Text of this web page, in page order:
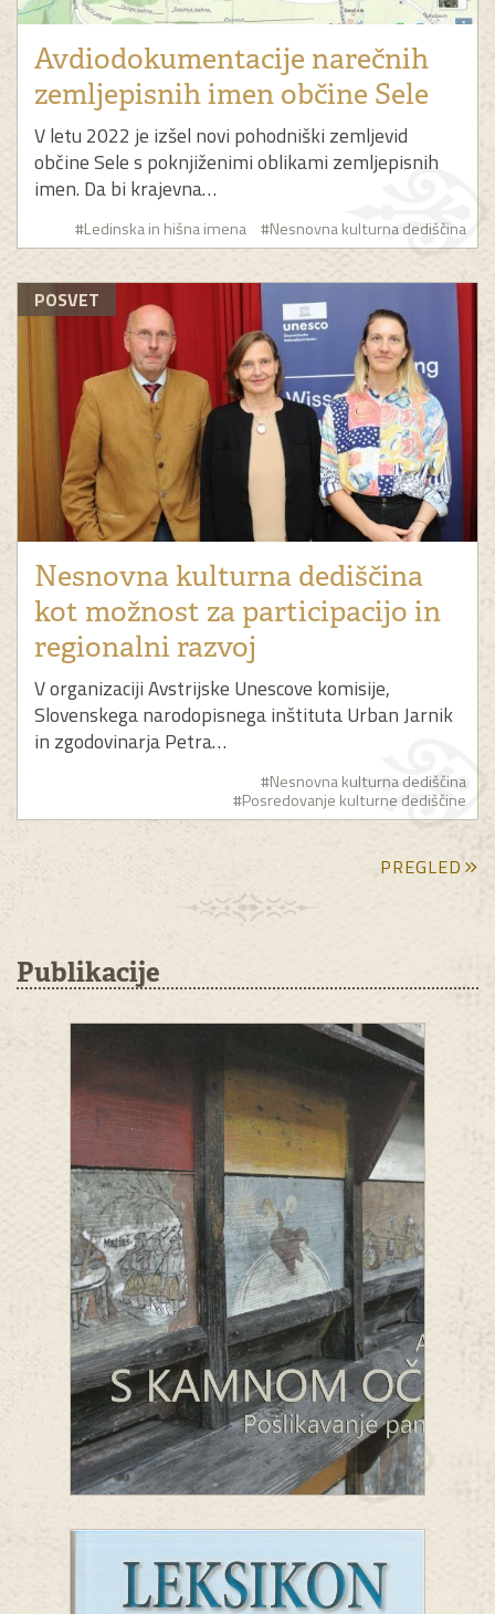
Avdiodokumentacije narečnih
zemljepisnih imen občine Sele
V letu 2022 je izšel novi pohodniški zemljevid
občine Sele s poknjiženimi oblikami zemljepisnih
imen. Da bi krajevna…
#Ledinska in hišna imena #Nesnovna kulturna dediščina
POSVET
Nesnovna kulturna dediščina
kot možnost za participacijo in
regionalni razvoj
V organizaciji Avstrijske Unescove komisije,
Slovenskega narodopisnega inštituta Urban Jarnik
in zgodovinarja Petra…
#Nesnovna kulturna dediščina
#Posredovanje kulturne dediščine
PREGLED
Publikacije